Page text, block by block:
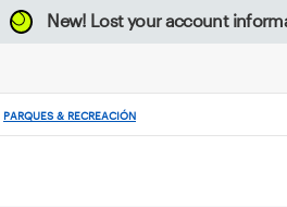
New! Lost your account
PARQUES & RECREACIÓN